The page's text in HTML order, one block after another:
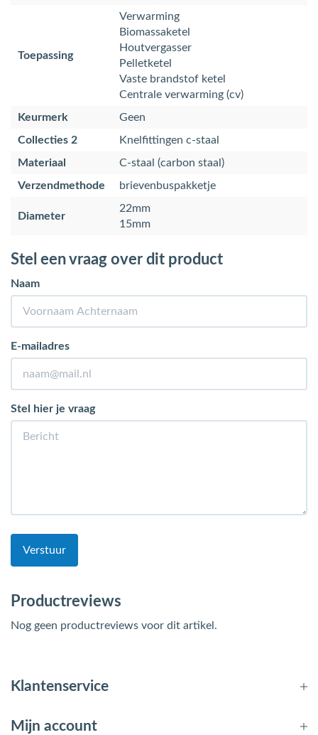
Toepassing
Verwarming
Biomassaketel
Houtvergasser
Pelletketel
Vaste brandstof ketel
Centrale verwarming (cv)
Keurmerk
Geen
Collecties 2
Knelfittingen c-staal
Materiaal
C-staal (carbon staal)
Verzendmethode
brievenbuspakketje
Diameter
22mm
15mm
Stel een vraag over dit product
Naam
E-mailadres
Stel hier je vraag
Verstuur
Productreviews
Nog geen productreviews voor dit artikel.
Klantenservice
Mijn account